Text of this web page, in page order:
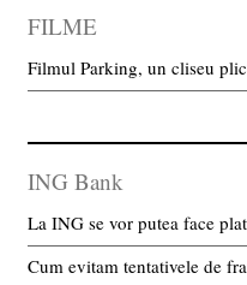
FILME
Filmul Parking, un cliseu
ING Bank
La ING se vor putea face
Cum evitam tentativele de